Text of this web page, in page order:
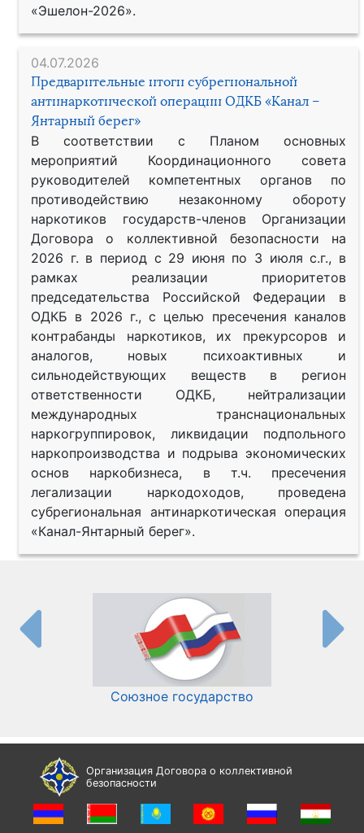
«Эшелон-2026».
04.07.2026
Предварительные итоги субрегиональной
антинаркотической операции ОДКБ «Канал –
Янтарный берег»
В соответствии с Планом основных
мероприятий Координационного совета
руководителей компетентных органов по
противодействию незаконному обороту
наркотиков государств-членов Организации
Договора о коллективной безопасности на
2026 г. в период с 29 июня по 3 июля с.г., в
рамках реализации приоритетов
председательства Российской Федерации в
ОДКБ в 2026 г., с целью пресечения каналов
контрабанды наркотиков, их прекурсоров и
аналогов, новых психоактивных и
сильнодействующих веществ в регион
ответственности ОДКБ, нейтрализации
международных транснациональных
наркогруппировок, ликвидации подпольного
наркопроизводства и подрыва экономических
основ наркобизнеса, в т.ч. пресечения
легализации наркодоходов, проведена
субрегиональная антинаркотическая операция
«Канал-Янтарный берег».
Союзное государство
Организация Договора о коллективной
безопасности